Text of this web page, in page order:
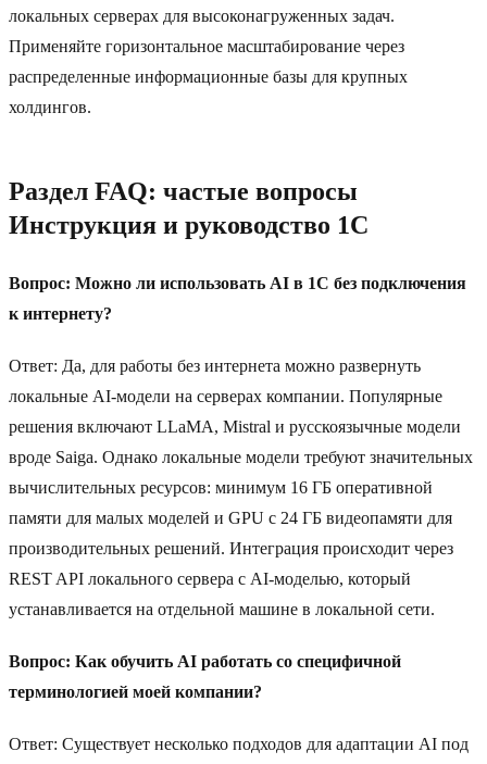
локальных серверах для высоконагруженных задач.
Применяйте горизонтальное масштабирование через
распределенные информационные базы для крупных
холдингов.
Раздел FAQ: частые вопросы
Инструкция и руководство 1C
Вопрос: Можно ли использовать AI в 1C без подключения
к интернету?
Ответ: Да, для работы без интернета можно развернуть
локальные AI-модели на серверах компании. Популярные
решения включают LLaMA, Mistral и русскоязычные модели
вроде Saiga. Однако локальные модели требуют значительных
вычислительных ресурсов: минимум 16 ГБ оперативной
памяти для малых моделей и GPU с 24 ГБ видеопамяти для
производительных решений. Интеграция происходит через
REST API локального сервера с AI-моделью, который
устанавливается на отдельной машине в локальной сети.
Вопрос: Как обучить AI работать со специфичной
терминологией моей компании?
Ответ: Существует несколько подходов для адаптации AI под